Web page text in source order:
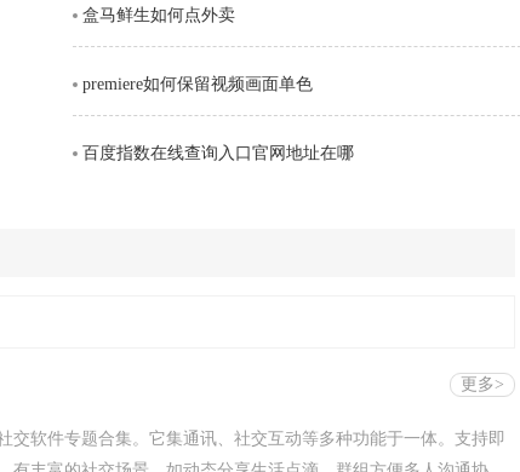
盒马鲜生如何点外卖
premiere如何保留视频画面单色
百度指数在线查询入口官网地址在哪
更多>
交软件专题合集。它集通讯、社交互动等多种功能于一体。支持即